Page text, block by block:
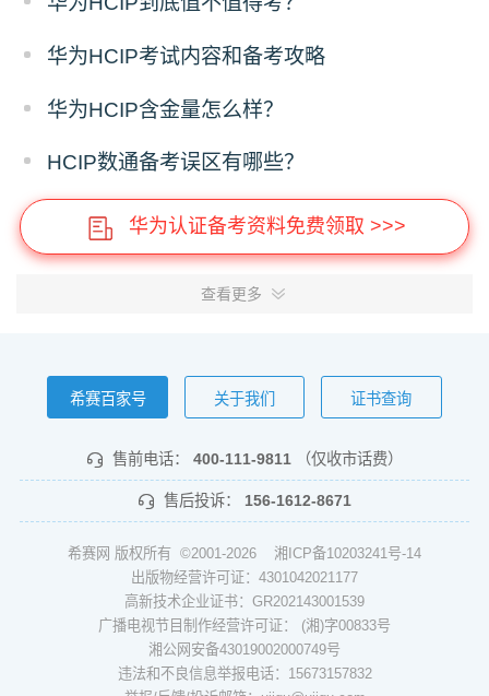
华为HCIP考试内容和备考攻略
华为HCIP含金量怎么样？
HCIP数通备考误区有哪些？
华为认证备考资料免费领取 >>>
查看更多
希赛百家号 关于我们 证书查询
售前电话： 400-111-9811 （仅收市话费）
售后投诉： 156-1612-8671
希赛网 版权所有 ©2001-2026 湘ICP备10203241号-14
出版物经营许可证：4301042021177
高新技术企业证书：GR202143001539
广播电视节目制作经营许可证： (湘)字00833号
湘公网安备43019002000749号
违法和不良信息举报电话：15673157832